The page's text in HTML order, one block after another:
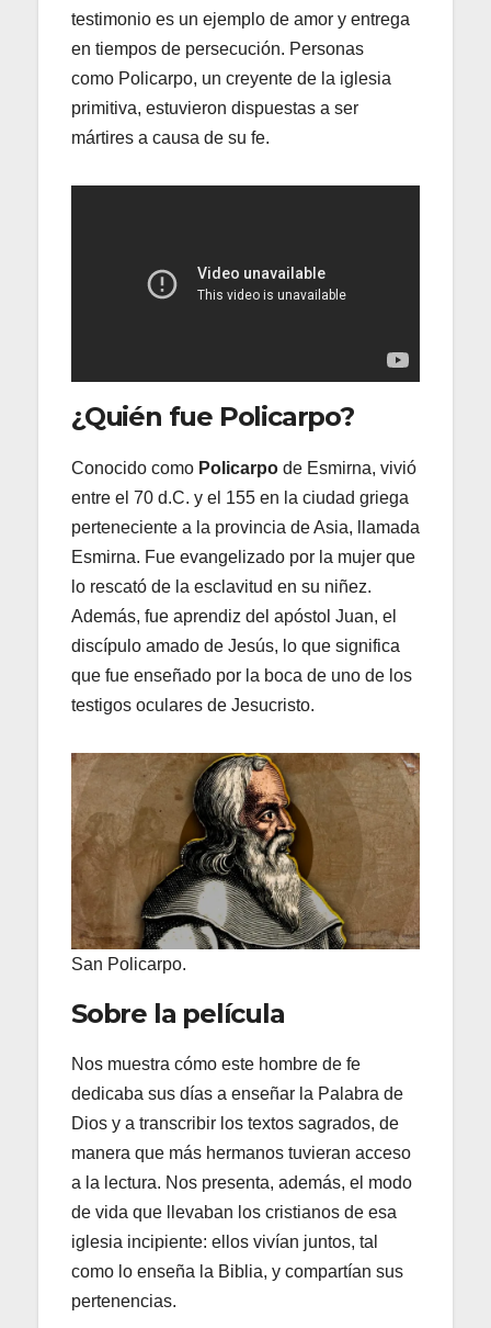
testimonio es un ejemplo de amor y entrega
en tiempos de persecución. Personas
como Policarpo, un creyente de la iglesia
primitiva, estuvieron dispuestas a ser
mártires a causa de su fe.
¿Quién fue Policarpo?
Conocido como Policarpo de Esmirna, vivió
entre el 70 d.C. y el 155 en la ciudad griega
perteneciente a la provincia de Asia, llamada
Esmirna. Fue evangelizado por la mujer que
lo rescató de la esclavitud en su niñez.
Además, fue aprendiz del apóstol Juan, el
discípulo amado de Jesús, lo que significa
que fue enseñado por la boca de uno de los
testigos oculares de Jesucristo.
San Policarpo.
Sobre la película
Nos muestra cómo este hombre de fe
dedicaba sus días a enseñar la Palabra de
Dios y a transcribir los textos sagrados, de
manera que más hermanos tuvieran acceso
a la lectura. Nos presenta, además, el modo
de vida que llevaban los cristianos de esa
iglesia incipiente: ellos vivían juntos, tal
como lo enseña la Biblia, y compartían sus
pertenencias.